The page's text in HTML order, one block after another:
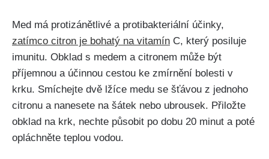
Med má⁢ protizánětlivé ​a protibakteriální‌ účinky,
zatímco citron je ⁣bohatý na vitamín C, který posiluje
‌imunitu. Obklad s ‌medem ‍a citronem‍ může​ být
příjemnou⁤ a účinnou cestou ke⁢ zmírnění bolesti v
krku. ⁤Smíchejte ‍dvě lžíce medu se šťávou ⁣z jednoho
citronu a nanesete na⁤ šátek nebo ubrousek. Přiložte​
obklad ​na krk, nechte⁣ působit po ‌dobu⁤ 20 minut a poté‍
opláchněte teplou vodou.